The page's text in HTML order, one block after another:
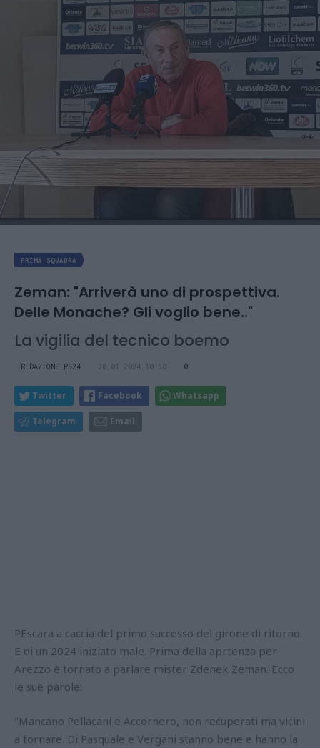
PRIMA SQUADRA
Zeman: "Arriverà uno di prospettiva.
Delle Monache? Gli voglio bene.."
La vigilia del tecnico boemo
REDAZIONE PS24 20.01.2024 10:50 0
Twitter Facebook Whatsapp
Telegram Email
PEscara a caccia del primo successo del girone di ritorno.
E di un 2024 iniziato male. Prima della aprtenza per
Arezzo è tornato a parlare mister Zdenek Zeman. Ecco
le sue parole:
"Mancano Pellacani e Accornero, non recuperati ma vicini
a tornare. Di Pasquale e Vergani stanno bene e hanno la